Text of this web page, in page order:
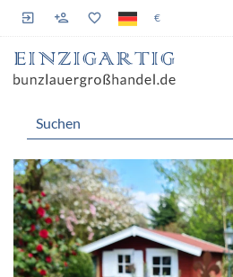
€